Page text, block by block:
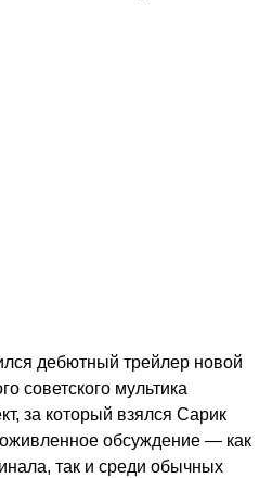
дебютный трейлер новой
советского мультика
за который взялся Сарик
обсуждение — как
так и среди обычных